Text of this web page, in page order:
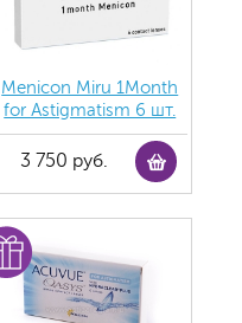
Menicon Miru 1Month
for Astigmatism 6 шт.
3 750 руб.